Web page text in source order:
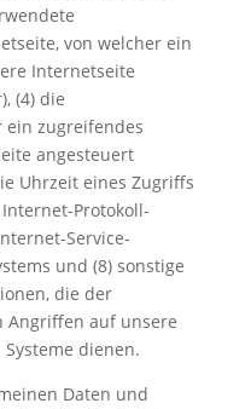
von welcher ein
Internetseite
(4) die
ein zugreifendes
angesteuert
Uhrzeit eines Zugriffs
Protokoll-
Service-
und (8) sonstige
die der
Angriffen auf unsere
dienen.
Daten und